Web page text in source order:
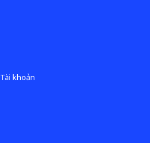
Tài khoản